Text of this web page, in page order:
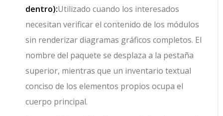
dentro):Utilizado cuando los interesados
necesitan verificar el contenido de los módulos
sin renderizar diagramas gráficos completos. El
nombre del paquete se desplaza a la pestaña
superior, mientras que un inventario textual
conciso de los elementos propios ocupa el
cuerpo principal.